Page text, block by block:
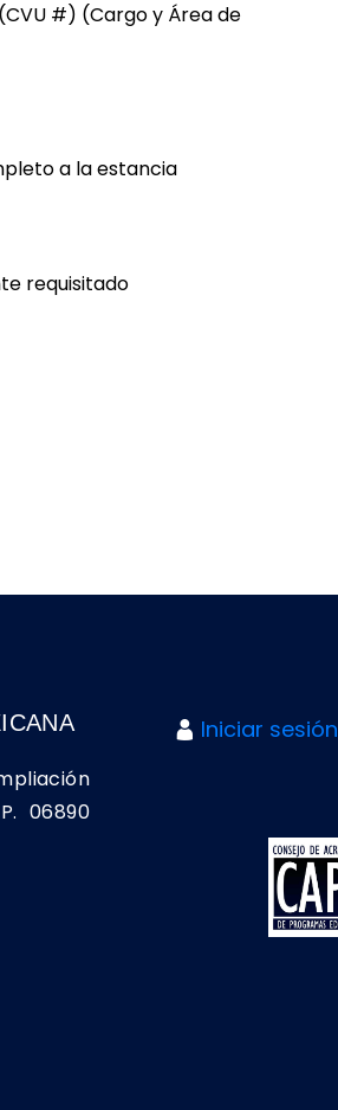
#) (Cargo y Área de
a la estancia
requisitado
06890
Iniciar sesión